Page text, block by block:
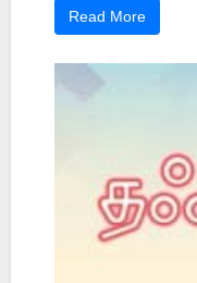
Read More